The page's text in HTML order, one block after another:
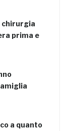
chirurgia
prima e
a quanto